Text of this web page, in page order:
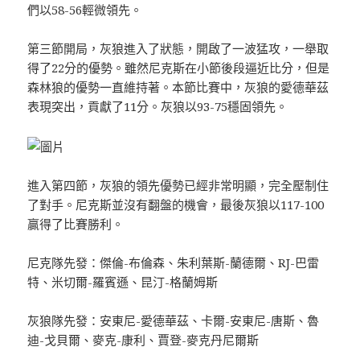
們以58-56輕微領先。
第三節開局，灰狼進入了狀態，開啟了一波猛攻，一舉取
得了22分的優勢。雖然尼克斯在小節後段逼近比分，但是
森林狼的優勢一直維持著。本節比賽中，灰狼的愛德華茲
表現突出，貢獻了11分。灰狼以93-75穩固領先。
進入第四節，灰狼的領先優勢已經非常明顯，完全壓制住
了對手。尼克斯並沒有翻盤的機會，最後灰狼以117-100
贏得了比賽勝利。
尼克隊先發：傑倫-布倫森、朱利葉斯-蘭德爾、RJ-巴雷
特、米切爾-羅賓遜、昆汀-格蘭姆斯
灰狼隊先發：安東尼-愛德華茲、卡爾-安東尼-唐斯、魯
迪-戈貝爾、麥克-康利、賈登-麥克丹尼爾斯